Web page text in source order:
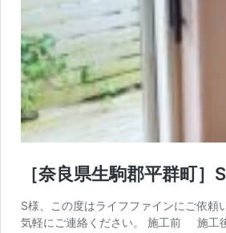
［奈良県生駒郡平群町
S様、この度はライフファインにご依
気軽にご連絡ください。 施工前 施工